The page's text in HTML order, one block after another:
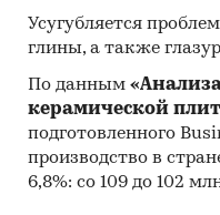
Усугубляется
глины, а также
По данным
керамической
подготовленного
производство в
6,8%: со 109 до 102